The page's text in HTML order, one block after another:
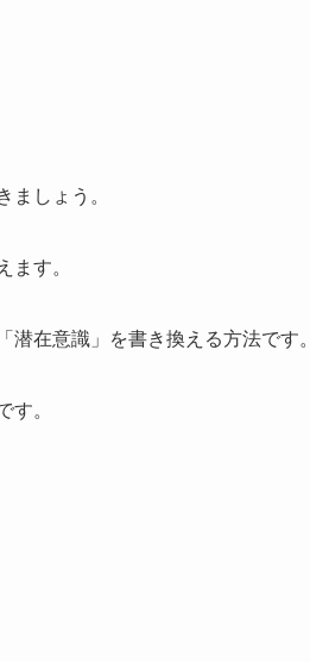
ましょう。
ます。
在意識」を書き換える方法です。
す。